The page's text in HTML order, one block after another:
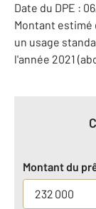
Date du DPE :
Montant estimé
un usage
l'année 2021
Montant du